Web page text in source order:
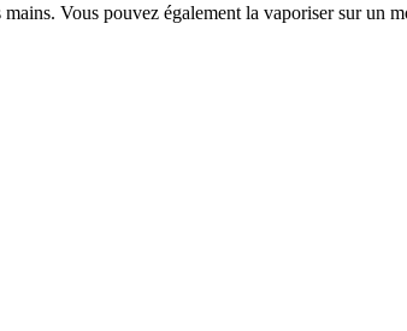
Vous pouvez également la vaporiser sur un